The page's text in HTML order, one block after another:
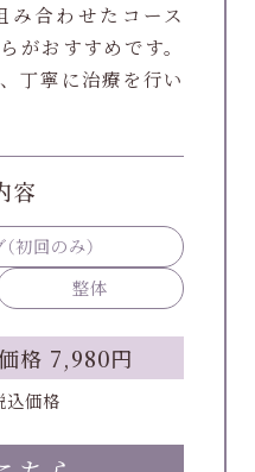
格 7,980円
価格
み合わせたコース
がおすすめです。
丁寧に治療を行い
容
（初回のみ）
整体